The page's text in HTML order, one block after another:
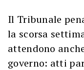
Il Tribunale
la scorsa
attendono
governo: atti